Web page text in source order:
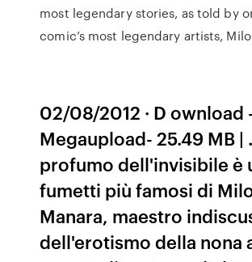
most legendary stories, as told by
comic’s most legendary artists,
02/08/2012 · D ownload
Megaupload- 25.49 MB |
profumo dell'invisibile è
fumetti più famosi di
Manara, maestro
dell'erotismo della nona